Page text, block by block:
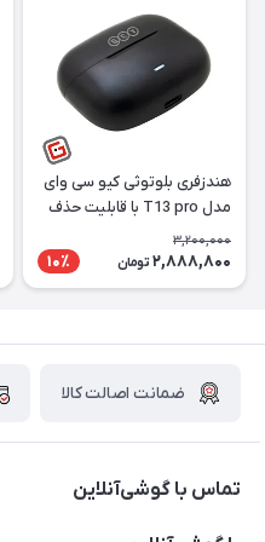
هندزفری بلوتوثی کیو سی وای
مدل T13 pro با قابلیت حذف
3,200,000
2,888,800 تومان 10٪
ضمانت اصالت کالا
تماس با گوشی‌آنلاین